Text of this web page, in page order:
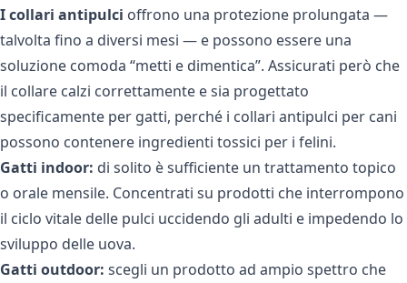
I collari antipulci offrono una protezione prolungata —
talvolta fino a diversi mesi — e possono essere una
soluzione comoda “metti e dimentica”. Assicurati però che
il collare calzi correttamente e sia progettato
specificamente per gatti, perché i collari antipulci per cani
possono contenere ingredienti tossici per i felini.
Gatti indoor: di solito è sufficiente un trattamento topico
o orale mensile. Concentrati su prodotti che interrompono
il ciclo vitale delle pulci uccidendo gli adulti e impedendo lo
sviluppo delle uova.
Gatti outdoor: scegli un prodotto ad ampio spettro che